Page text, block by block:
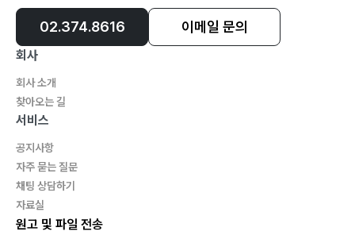
02.374.8616 이메일 문의
회사
회사 소개
찾아오는 길
서비스
공지사항
자주 묻는 질문
채팅 상담하기
자료실
원고 및 파일 전송